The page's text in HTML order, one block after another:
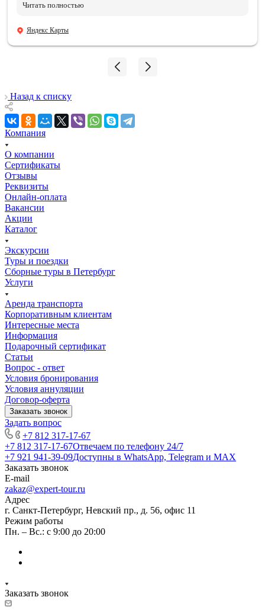
впечатления, и память, которые останутся навсегда.
Мой сын знает теперь, где совершил подвиг и погиб его
Читать полностью
Яндекс Карты
Назад к списку
Компания
О компании
Сертификаты
Отзывы
Реквизиты
Онлайн-оплата
Вакансии
Акции
Каталог
Экскурсии
Туры и поездки
Сборные туры в Петербург
Услуги
Аренда транспорта
Корпоративным клиентам
Интересные места
Информация
Подарочный сертификат
Статьи
Вопрос - ответ
Условия бронирования
Условия аннуляции
Договор-оферта
Заказать звонок
Задать вопрос
+7 812 317-17-67
+7 812 317-17-67Отвечаем по телефону 24/7
+7 921 941-39-09Доступны в WhatsApp, Telegram и MAX
Заказать звонок
E-mail
zakaz@expert-tour.ru
Адрес
г. Санкт-Петербург, Невский пр., д. 56, офис 11
Режим работы
Пн. – Вс.: с 9:00 до 20:00
Заказать звонок